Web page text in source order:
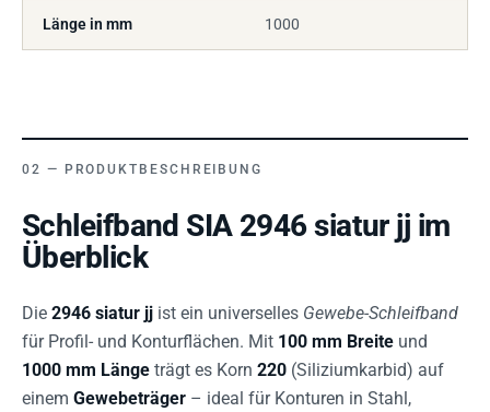
Länge in mm 1000
PRODUKTBESCHREIBUNG
Schleifband SIA 2946 siatur jj im
Überblick
Die 2946 siatur jj ist ein universelles Gewebe-Schleifband
für Profil- und Konturflächen. Mit 100 mm Breite und
1000 mm Länge trägt es Korn 220 (Siliziumkarbid) auf
einem Gewebeträger – ideal für Konturen in Stahl,